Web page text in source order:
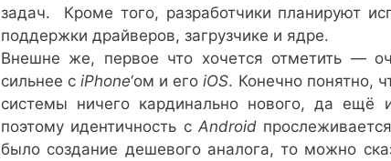
задач. Кроме того, разработчики планируют
поддержки драйверов, загрузчике и ядре.
Внешне же, первое что хочется отметить —
сильнее сiPhone‘ом и егоiOS. Конечно понятно,
системы ничего кардинально нового, да ещё
поэтому идентичность с Android
было создание дешевого аналога, то можно